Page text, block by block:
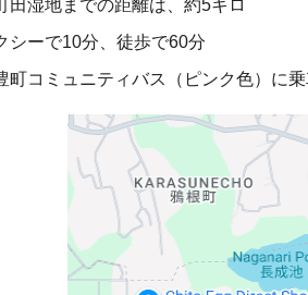
田湿地までの距離は、約5キロ
シーで10分、徒歩で60分
町コミュニティバス（ピンク色）に